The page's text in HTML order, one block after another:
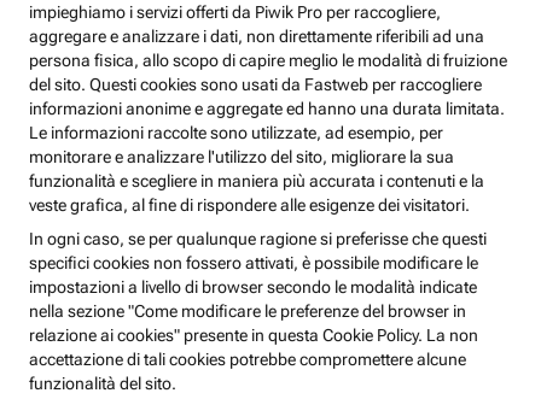
impieghiamo i servizi offerti da Piwik Pro per raccogliere,
aggregare e analizzare i dati, non direttamente riferibili ad una
persona fisica, allo scopo di capire meglio le modalità di fruizione
del sito. Questi cookies sono usati da Fastweb per raccogliere
informazioni anonime e aggregate ed hanno una durata limitata.
Le informazioni raccolte sono utilizzate, ad esempio, per
monitorare e analizzare l'utilizzo del sito, migliorare la sua
funzionalità e scegliere in maniera più accurata i contenuti e la
veste grafica, al fine di rispondere alle esigenze dei visitatori.
In ogni caso, se per qualunque ragione si preferisse che questi
specifici cookies non fossero attivati, è possibile modificare le
impostazioni a livello di browser secondo le modalità indicate
nella sezione "Come modificare le preferenze del browser in
relazione ai cookies" presente in questa Cookie Policy. La non
accettazione di tali cookies potrebbe compromettere alcune
funzionalità del sito.